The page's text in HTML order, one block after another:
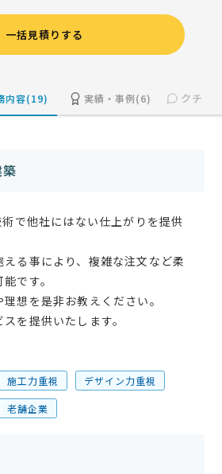
一括見積りする
内容(19) 実績・事例(6) クチコ
で他社にはない仕上がりを提供
る事により、複雑な注文など柔
です。
想を是非お教えください。
を提供いたします。
施工力重視 デザイン力重視
老舗企業